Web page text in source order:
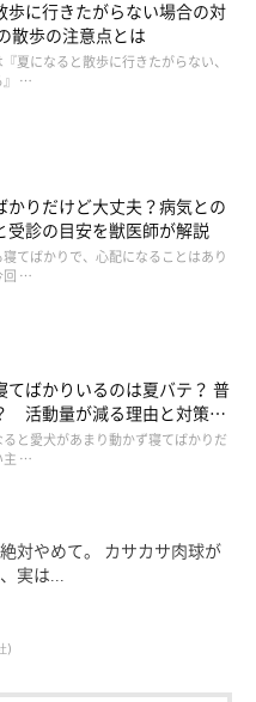
のは、「相手に近づかれた
め、こちらが何もしなくて
が吠えたら離れていった」
えるようになるのです。
歩に行きたがらない場合の対
散歩の注意点とは
夏になると散歩に行きたがらない、
』 …
かりだけど大丈夫？病気との
受診の目安を獣医師が解説
てばかりで、心配になることはあり
回 …
てばかりいるのは夏バテ？ 普
活動量が減る理由と対策と
と愛犬があまり動かず寝てばかりだ
主 …
絶対やめて。 カサカサ肉球が
実は...
)